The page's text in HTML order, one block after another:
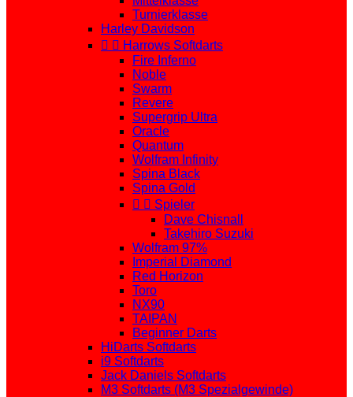
Turnierklasse
Harley Davidson
  Harrows Softdarts
Fire Inferno
Noble
Swarm
Revere
Supergrip Ultra
Oracle
Quantum
Wolfram Infinity
Spina Black
Spina Gold
  Spieler
Dave Chisnall
Takehiro Suzuki
Wolfram 97%
Imperial Diamond
Red Horizon
Toro
NX90
TAIPAN
Beginner Darts
HiDarts Softdarts
i9 Softdarts
Jack Daniels Softdarts
M3 Softdarts (M3 Spezialgewinde)